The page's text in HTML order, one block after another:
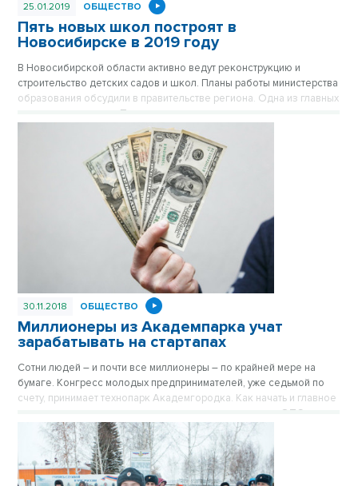
25.01.2019 ОБЩЕСТВО
Пять новых школ построят в
Новосибирске в 2019 году
В Новосибирской области активно ведут реконструкцию и
строительство детских садов и школ. Планы работы министерства
образования обсудили в правительстве региона. Одна из главных
задач – выполнение Президентского указа в рамках
30.11.2018 ОБЩЕСТВО
Миллионеры из Академпарка учат
зарабатывать на стартапах
Сотни людей – и почти все миллионеры – по крайней мере на
бумаге. Конгресс молодых предпринимателей, уже седьмой по
счету, принимает технопарк Академгородка. Как начать и главное
успешно развить стартап – в сюжете корреспондента ОТС.